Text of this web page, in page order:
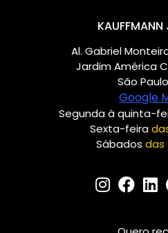
KAUFFMANN
Al. Gabriel
Jardim América
São
Google
Segunda à quinta-
Sexta-feira
Sábados das